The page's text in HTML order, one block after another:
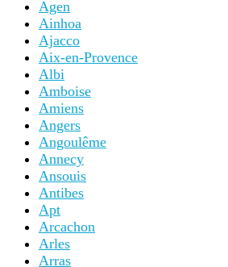
Agen
Ainhoa
Ajacco
Aix-en-Provence
Albi
Amboise
Amiens
Angers
Angoulême
Annecy
Ansouis
Antibes
Apt
Arcachon
Arles
Arras